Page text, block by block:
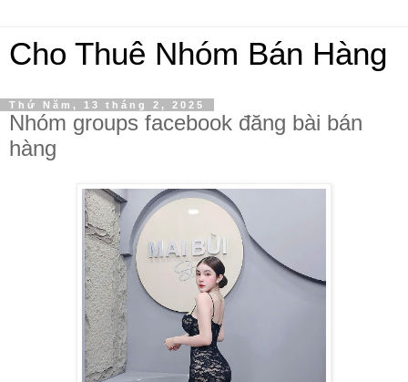
Cho Thuê Nhóm Bán Hàng
Thứ Năm, 13 tháng 2, 2025
Nhóm groups facebook đăng bài bán
hàng